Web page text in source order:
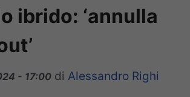
ibrido: ‘annulla
- 17:00 di Alessandro Righi